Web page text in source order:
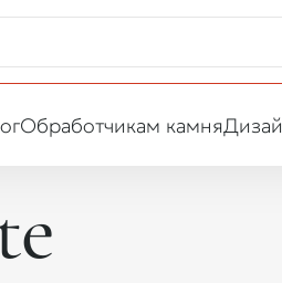
Обработчикам камня
Ваша сфера деятельности